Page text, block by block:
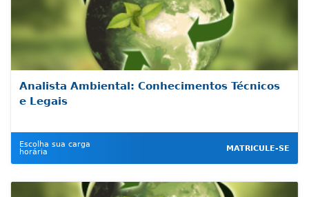
Analista Ambiental: Conhecimentos Técnicos
e Legais
Escolha sua carga
horária
MATRICULE-SE